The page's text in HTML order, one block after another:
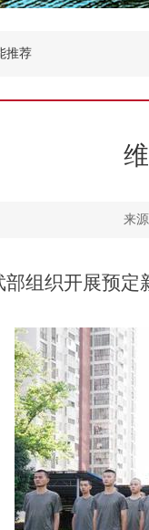
推荐
来
组织开展预定